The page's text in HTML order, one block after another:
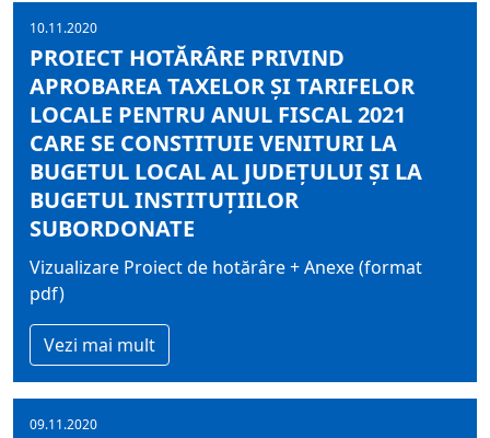
10.11.2020
PROIECT HOTĂRÂRE PRIVIND
APROBAREA TAXELOR ŞI TARIFELOR
LOCALE PENTRU ANUL FISCAL 2021
CARE SE CONSTITUIE VENITURI LA
BUGETUL LOCAL AL JUDEŢULUI ŞI LA
BUGETUL INSTITUŢIILOR
SUBORDONATE
Vizualizare Proiect de hotărâre + Anexe (format
pdf)
Vezi mai mult
09.11.2020